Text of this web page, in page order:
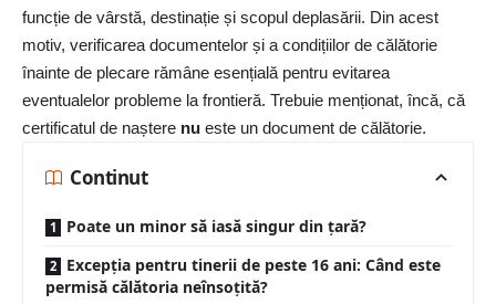
funcție de vârstă, destinație și scopul deplasării. Din acest
motiv, verificarea documentelor și a condițiilor de călătorie
înainte de plecare rămâne esențială pentru evitarea
eventualelor probleme la frontieră. Trebuie menționat, încă, că
certificatul de naștere nu este un document de călătorie.
Continut
Poate un minor să iasă singur din țară?
Excepția pentru tinerii de peste 16 ani: Când este
permisă călătoria neînsoțită?